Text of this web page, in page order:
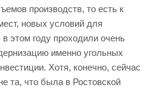
производств, то есть к
новых условий для
этом году проходили очень
именно угольных
Хотя, конечно, сейчас
та, что была в Ростовской